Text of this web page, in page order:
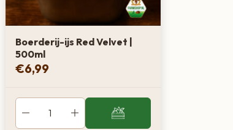
Boerderij-ijs Red Velvet |
500ml
€6,99